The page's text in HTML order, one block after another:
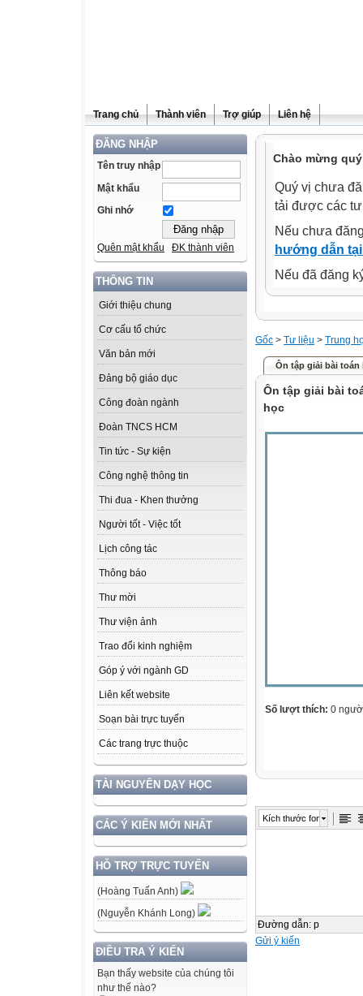
Trang chủ Thành viên Trợ giúp Liên hệ
ĐĂNG NHẬP
Tên truy nhập
Mật khẩu
Ghi nhớ
Quên mật khẩu ĐK thành viên
THÔNG TIN
Giới thiệu chung
Cơ cấu tổ chức
Văn bản mới
Đảng bộ giáo dục
Công đoàn ngành
Đoàn TNCS HCM
Tin tức - Sự kiện
Công nghệ thông tin
Thi đua - Khen thưởng
Người tốt - Việc tốt
Lịch công tác
Thông báo
Thư mời
Thư viện ảnh
Trao đổi kinh nghiệm
Góp ý với ngành GD
Liên kết website
Soạn bài trực tuyến
Các trang trực thuộc
TÀI NGUYÊN DẠY HỌC
CÁC Ý KIẾN MỚI NHẤT
HỖ TRỢ TRỰC TUYẾN
(Hoàng Tuấn Anh)
(Nguyễn Khánh Long)
ĐIỀU TRA Ý KIẾN
Bạn thấy website của chúng tôi
như thế nào?
Chào mừng
Quý vị chưa
tải được các
Nếu chưa
hướng dẫn
Nếu đã đăng
Gốc > Tư liệu > Trung
Ôn tập giải bài toán
Ôn tập giải bài
học
Số lượt thích: 0
Kích thước font
Đường dẫn: p
Gửi ý kiến